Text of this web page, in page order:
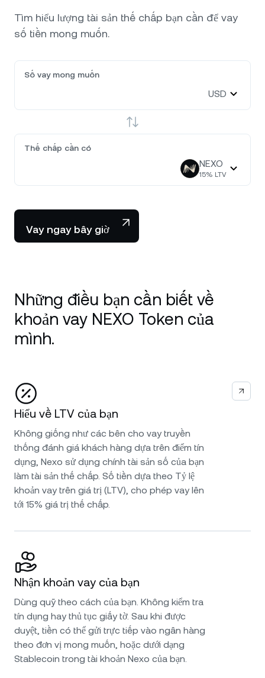
Tìm hiểu lượng tài sản thế chấp bạn cần để vay
số tiền mong muốn.
Số vay mong muốn
USD
Thế chấp cần có
NEXO
15% LTV
Vay ngay bây giờ
Những điều bạn cần biết về
khoản vay NEXO Token của
mình.
Hiểu về LTV của bạn
Không giống như các bên cho vay truyền
thống đánh giá khách hàng dựa trên điểm tín
dụng, Nexo sử dụng chính tài sản số của bạn
làm tài sản thế chấp. Số tiền dựa theo Tỷ lệ
khoản vay trên giá trị (LTV), cho phép vay lên
tới 15% giá trị thế chấp.
Nhận khoản vay của bạn
Dùng quỹ theo cách của bạn. Không kiểm tra
tín dụng hay thủ tục giấy tờ. Sau khi được
duyệt, tiền có thể gửi trực tiếp vào ngân hàng
theo đơn vị mong muốn, hoặc dưới dạng
Stablecoin trong tài khoản Nexo của bạn.